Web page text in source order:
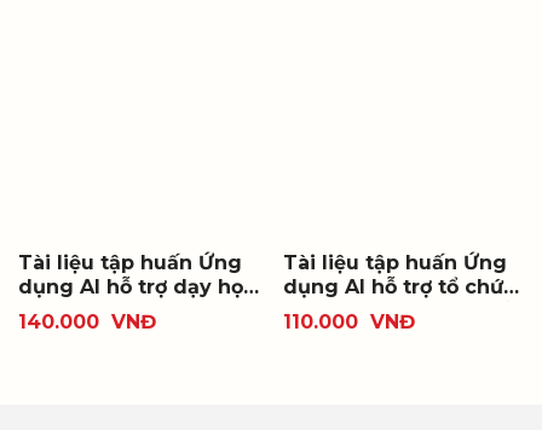
Tài liệu tập huấn Ứng
dụng AI hỗ trợ dạy học
các môn học theo
Chương trình giáo dục
140.000 VNĐ
Tài liệu tập huấn Ứng
dụng AI hỗ trợ tổ chức
dạy học Hoạt động trải
nghiệm, hướng nghiệp
110.000 VNĐ